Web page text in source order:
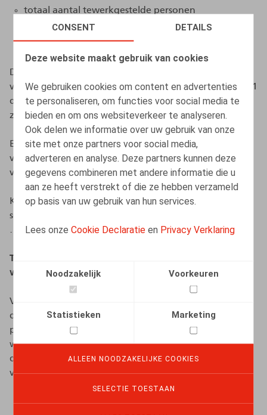
CONSENT DETAILS
Deze website maakt gebruik van cookies
We gebruiken cookies om content en advertenties
te personaliseren, om functies voor social media te
bieden en om ons websiteverkeer te analyseren.
Ook delen we informatie over uw gebruik van onze
site met onze partners voor social media,
adverteren en analyse. Deze partners kunnen deze
gegevens combineren met andere informatie die u
aan ze heeft verstrekt of die ze hebben verzameld
op basis van uw gebruik van hun services.
Lees onzeCookie Declaratie en Privacy Verklaring
Noodzakelijk Voorkeuren
Statistieken Marketing
ALLEEN NOODZAKELIJKE COOKIES
SELECTIE TOESTAAN
totaal aantal tewerkgestelde personen
totaal aantal personen met een niet-telewerkbare
functie.
De eerste aangifte wordt uiterlijk op 30 november 2021
verricht voor de periode van 22 november tot en met 31
december 2021. Latere aangiftes moeten telkens op de
zesde kalenderdag van de maand worden verricht.
Er moet enkel een nieuwe maandelijkse aangifte
verricht worden indien de situatie is gewijzigd
vergeleken met de maand ervoor.
KMO’s met minder dan 5 werknemers en een aantal
sectoren (gezondheidszorg, gesubsidieerd onderwijs,
…) zijn vrijgesteld van deze registratieplicht.
Terugkeermomenten en aanwezigheidsgraad op de
werkvloer
Voor de telewerkbare functies kan tot en met 12
december 2021 in één terugkeermoment per persoon
per week worden voorzien. Vanaf 13 december 2021
wordt dit verhoogd tot twee dagen per week. Voor
deze terugkeermomenten gelden de volgende
voorwaarden:
De terugkeer kan niet verplicht worden opgelegd